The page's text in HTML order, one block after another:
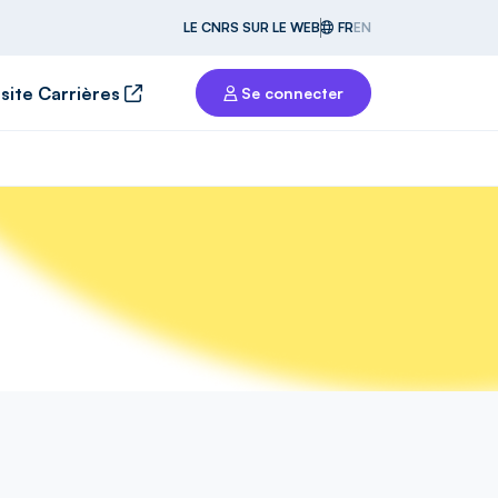
LE CNRS SUR LE WEB FREN
Carrières Se connecter